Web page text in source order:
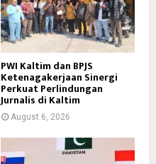
PWI Kaltim dan BPJS
Ketenagakerjaan Sinergi
Perkuat Perlindungan
Jurnalis di Kaltim
August 6, 2026